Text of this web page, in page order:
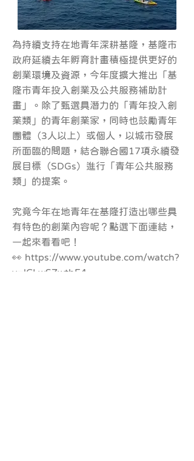
為持續支持在地青年深耕基隆，基隆市
政府延續去年孵育計畫積極提供更好的
創業環境及資源，今年度擴大推出「基
隆市青年投入創業及公共服務補助計
畫」。除了甄選具潛力的「青年投入創
業類」的青年創業家，同時也鼓勵青年
團體（3人以上）或個人，以城市發展
所面臨的問題，結合聯合國17項永續發
展目標（SDGs）進行「青年公共服務
類」的提案。
究竟今年在地青年在基隆打造出哪些具
有特色的創業內容呢？點選下面連結，
一起來看看吧！
👀 https://www.youtube.com/watch?
v=lCLwSZwthF4